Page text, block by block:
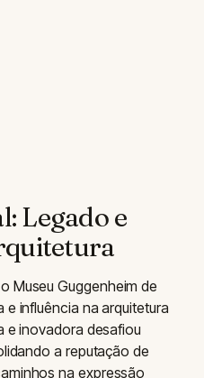
Legado e
Museu Guggenheim de
e influência na arquitetura
e inovadora desafiou
a reputação de
na expressão